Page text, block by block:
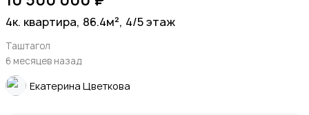
4к. квартира, 86.4м², 4/5 этаж
Таштагол
6 месяцев назад
Екатерина Цветкова